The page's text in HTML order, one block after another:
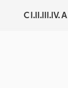
C I.II.III.IV. A